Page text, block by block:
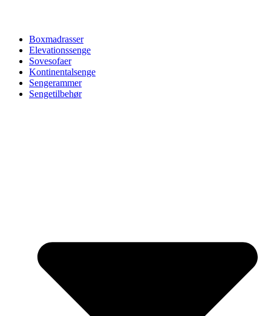
Boxmadrasser
Elevationssenge
Sovesofaer
Kontinentalsenge
Sengerammer
Sengetilbehør